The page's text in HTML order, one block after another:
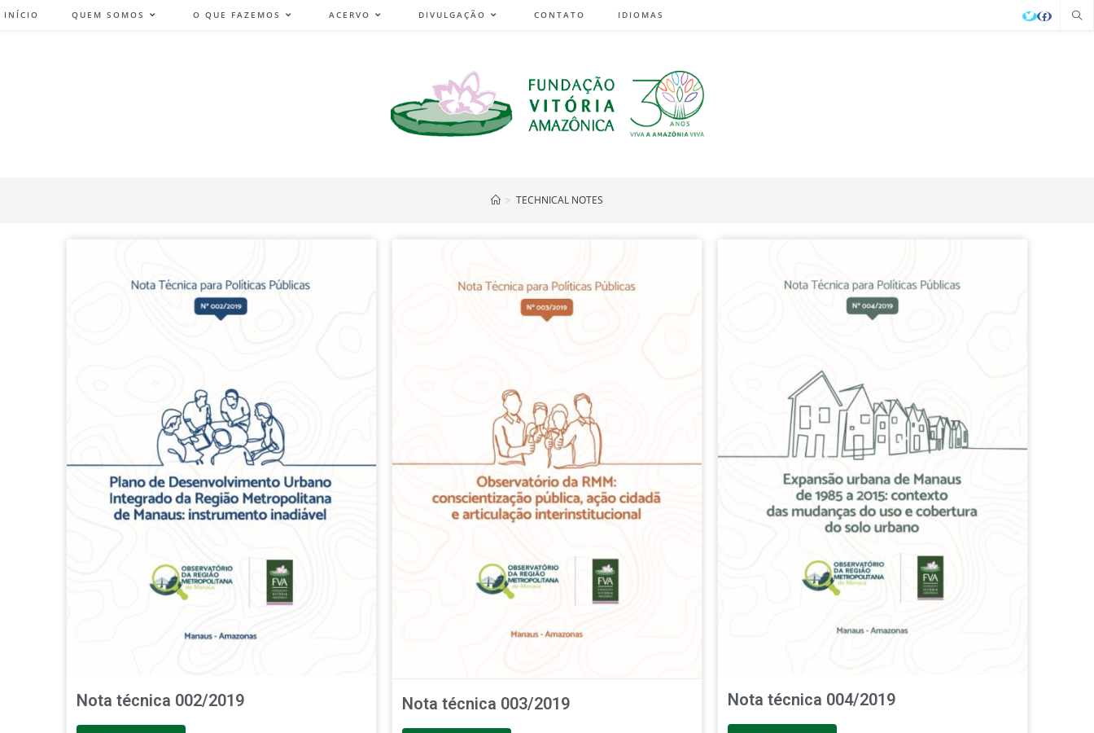
INÍCIO QUEM SOMOS O QUE FAZEMOS ACERVO DIVULGAÇÃO CONTATO IDIOMAS
> TECHNICAL NOTES
Nota técnica 002/2019 Nota técnica 003/2019 Nota técnica 004/2019